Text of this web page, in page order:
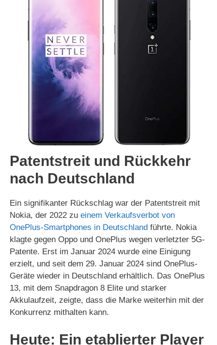
Patentstreit und Rückkehr
nach Deutschland
Ein signifikanter Rückschlag war der Patentstreit mit
Nokia, der 2022 zu einem Verkaufsverbot von
OnePlus-Smartphones in Deutschland führte. Nokia
klagte gegen Oppo und OnePlus wegen verletzter 5G-
Patente. Erst im Januar 2024 wurde eine Einigung
erzielt, und seit dem 29. Januar 2024 sind OnePlus-
Geräte wieder in Deutschland erhältlich. Das OnePlus
13, mit dem Snapdragon 8 Elite und starker
Akkulaufzeit, zeigte, dass die Marke weiterhin mit der
Konkurrenz mithalten kann.
Heute: Ein etablierter Player